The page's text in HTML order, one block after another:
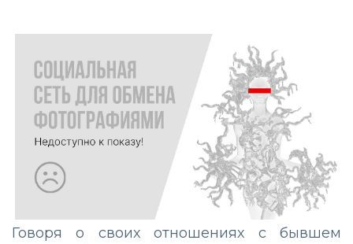
Говоря о своих отношениях с бывшем